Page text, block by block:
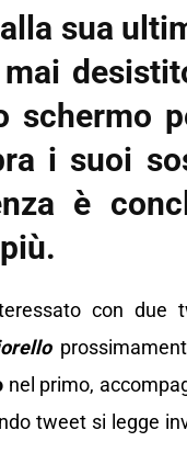
sua
schermo
i suoi
è
con due
nel primo,
tweet si legge